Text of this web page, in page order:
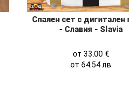
Спален сет с дигитален
- Славия - Slavia
от 33.00 €
от64.54лв